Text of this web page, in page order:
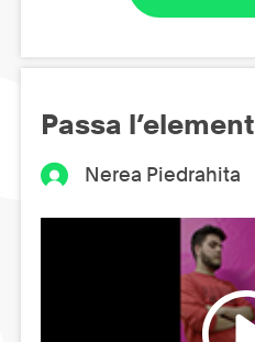
Passa l’element
Nerea Piedrahita